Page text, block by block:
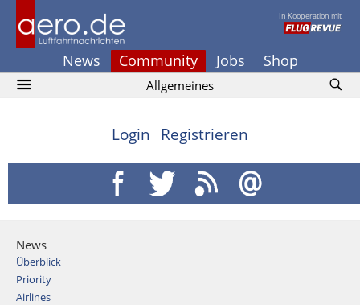
In Kooperation mit
News Community Jobs Shop
Allgemeines
Login Registrieren
News
Überblick
Priority
Airlines